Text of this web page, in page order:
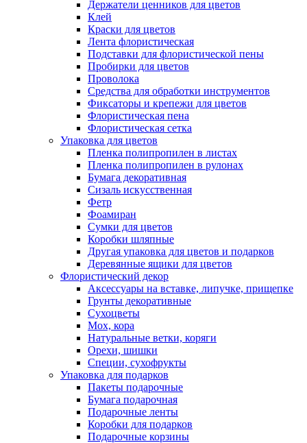
Держатели ценников для цветов
Клей
Краски для цветов
Лента флористическая
Подставки для флористической пены
Пробирки для цветов
Проволока
Средства для обработки инструментов
Фиксаторы и крепежи для цветов
Флористическая пена
Флористическая сетка
Упаковка для цветов
Пленка полипропилен в листах
Пленка полипропилен в рулонах
Бумага декоративная
Сизаль искусственная
Фетр
Фоамиран
Сумки для цветов
Коробки шляпные
Другая упаковка для цветов и подарков
Деревянные ящики для цветов
Флористический декор
Аксессуары на вставке, липучке, прищепке
Грунты декоративные
Сухоцветы
Мох, кора
Натуральные ветки, коряги
Орехи, шишки
Специи, сухофрукты
Упаковка для подарков
Пакеты подарочные
Бумага подарочная
Подарочные ленты
Коробки для подарков
Подарочные корзины